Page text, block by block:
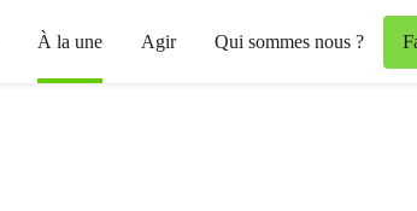
À la une Agir Qui sommes nous ?